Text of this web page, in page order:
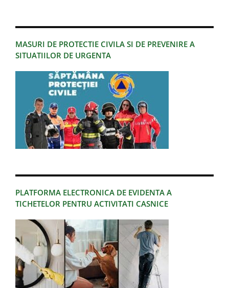
MASURI DE PROTECTIE CIVILA SI DE PREVENIRE A
SITUATIILOR DE URGENTA
PLATFORMA ELECTRONICA DE EVIDENTA A
TICHETELOR PENTRU ACTIVITATI CASNICE